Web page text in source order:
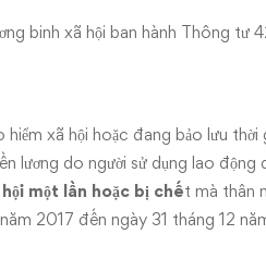
binh xã hội ban hành Thông
xã hội hoặc đang bảo lưu
lương do người sử dụng lao động
một lần hoặc bị chết mà thân
2017 đến ngày 31 tháng 12